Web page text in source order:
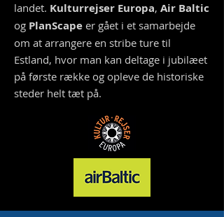
landet. Kulturrejser Europa, Air Baltic
og PlanScape er gået i et samarbejde
om at arrangere en stribe ture til
Estland, hvor man kan deltage i jubilæet
på første række og opleve de historiske
steder helt tæt på.